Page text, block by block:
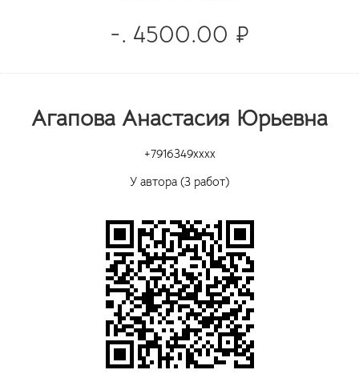
-. 4500.00 ₽
Агапова Анастасия Юрьевна
+7916349xxxx
У автора (3 работ)